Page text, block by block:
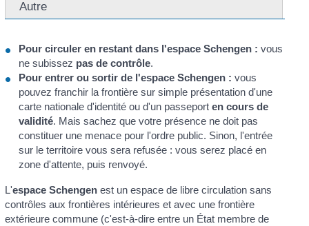
Autre
Pour circuler en restant dans l'espace Schengen : vous
ne subissez pas de contrôle.
Pour entrer ou sortir de l'espace Schengen : vous
pouvez franchir la frontière sur simple présentation d'une
carte nationale d'identité ou d'un passeporten cours de
validité. Mais sachez que votre présence ne doit pas
constituer une menace pour l'ordre public. Sinon, l'entrée
sur le territoire vous sera refusée : vous serez placé en
zone d'attente, puis renvoyé.
L'espace Schengen est un espace de libre circulation sans
contrôles aux frontières intérieures et avec une frontière
extérieure commune (c'est-à-dire entre un État membre de